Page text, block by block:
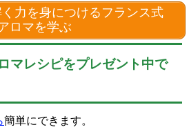
力を身につけるフランス式
ロマを学ぶ
マレシピをプレゼント中で
簡単にできます。